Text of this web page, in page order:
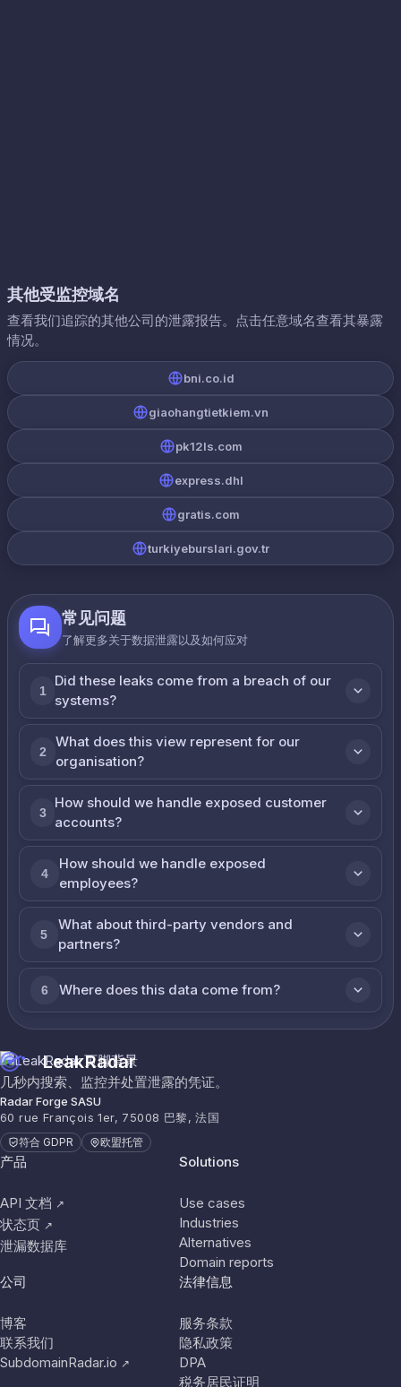
其他受监控域名
查看我们追踪的其他公司的泄露报告。点击任意域名查看其暴露
情况。
bni.co.id
giaohangtietkiem.vn
pk12ls.com
express.dhl
gratis.com
turkiyeburslari.gov.tr
常见问题
了解更多关于数据泄露以及如何应对
1
Did these leaks come from a breach of our
systems?
2
What does this view represent for our
organisation?
3
How should we handle exposed customer
accounts?
4
How should we handle exposed
employees?
5
What about third-party vendors and
partners?
6 Where does this data come from?
LeakRadar
几秒内搜索、监控并处置泄露的凭证。
Radar Forge SASU
60 rue François 1er, 75008 巴黎, 法国
符合 GDPR 欧盟托管
产品
API 文档 ↗
状态页 ↗
泄漏数据库
Solutions
Use cases
Industries
Alternatives
Domain reports
公司
博客
联系我们
SubdomainRadar.io ↗
法律信息
服务条款
隐私政策
DPA
税务居民证明